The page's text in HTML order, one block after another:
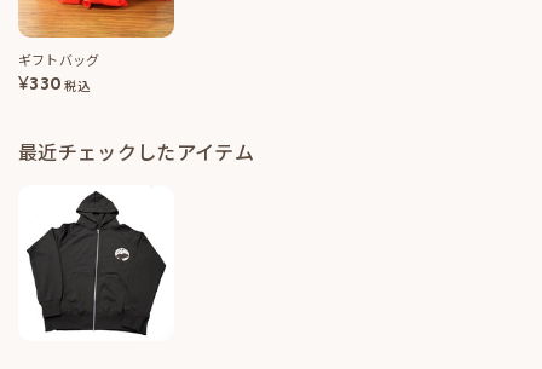
ギフトバッグ
¥330 税込
最近チェックしたアイテム